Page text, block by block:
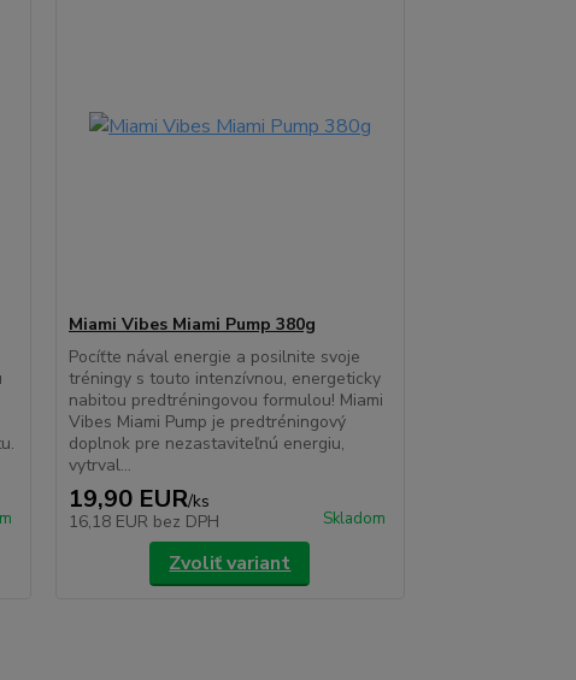
Miami Vibes Miami Pump 380g
Pocíťte nával energie a posilnite svoje
tréningy s touto intenzívnou, energeticky
nabitou predtréningovou formulou! Miami
Vibes Miami Pump je predtréningový
doplnok pre nezastaviteľnú energiu,
vytrval...
19,90 EUR/ks
16,18 EUR bez DPH Skladom
Zvoliť variant